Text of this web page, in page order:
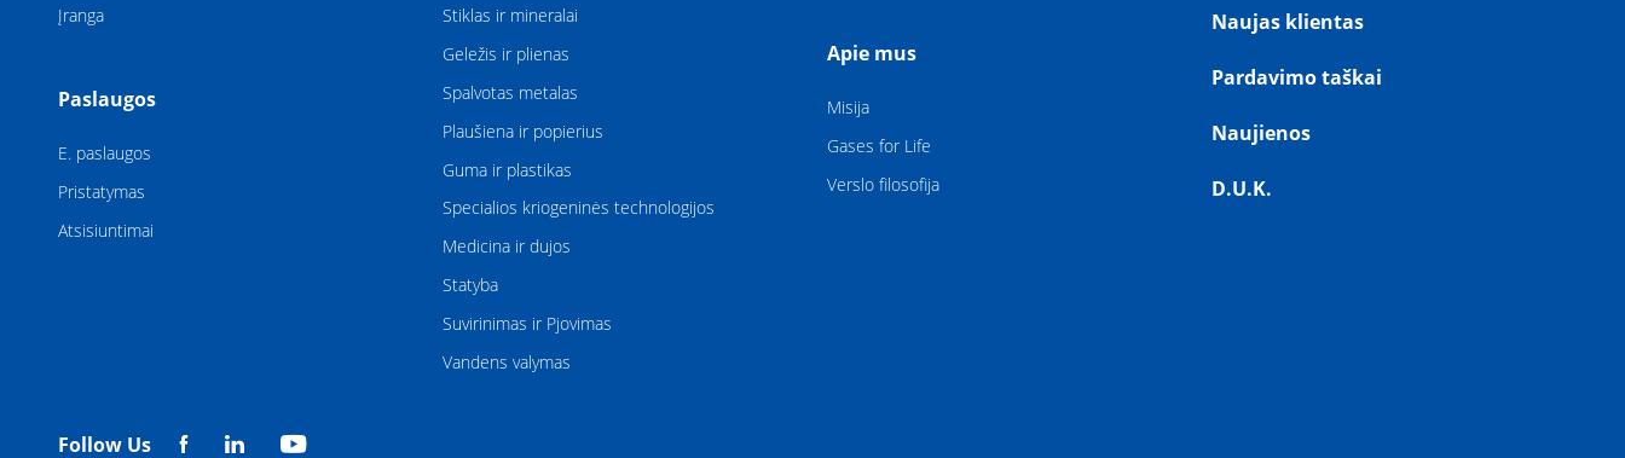
Įranga
Paslaugos
E. paslaugos
Pristatymas
Atsisiuntimai
Stiklas ir mineralai
Geležis ir plienas
Spalvotas metalas
Plaušiena ir popierius
Guma ir plastikas
Specialios kriogeninės technologijos
Medicina ir dujos
Statyba
Suvirinimas ir Pjovimas
Vandens valymas
Apie mus
Misija
Gases for Life
Verslo filosofija
Naujas klientas
Pardavimo taškai
Naujienos
D.U.K.
Follow Us